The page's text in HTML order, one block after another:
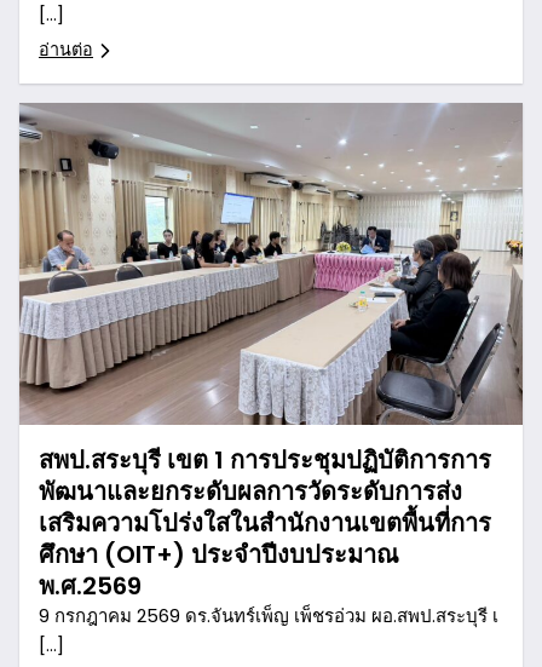
[…]
อ่านต่อ
สพป.สระบุรี เขต 1 การประชุมปฏิบัติการการ
พัฒนาและยกระดับผลการวัดระดับการส่ง
เสริมความโปร่งใสในสำนักงานเขตพื้นที่การ
ศึกษา (OIT+) ประจำปีงบประมาณ
พ.ศ.2569
9 กรกฎาคม 2569 ดร.จันทร์เพ็ญ เพ็ชรอ่วม ผอ.สพป.สระบุรี เ
[…]